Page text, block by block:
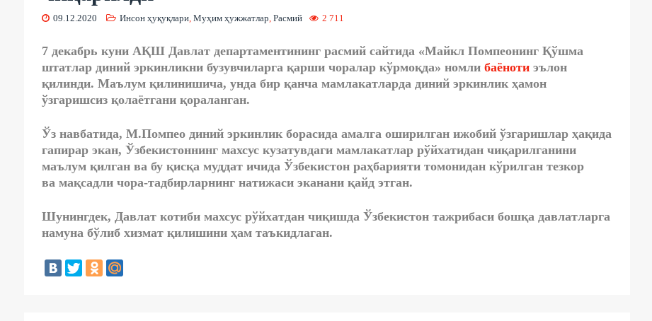
09.12.2020 Инсон ҳуқуқлари, Муҳим ҳужжатлар, Расмий 2 711
7 декабрь куни АҚШ Давлат департаментининг расмий сайтида «Майкл Помпеонинг Қўшма
штатлар диний эркинликни бузувчиларга қарши чоралар кўрмоқда» номли баёнотиэълон
қилинди. Маълум қилинишича, унда бир қанча мамлакатларда диний эркинлик ҳамон
ўзгаришсиз қолаётгани қораланган.
Ўз навбатида, М.Помпео диний эркинлик борасида амалга оширилган ижобий ўзгаришлар ҳақида
гапирар экан, Ўзбекистоннинг махсус кузатувдаги мамлакатлар рўйхатидан чиқарилганини
маълум қилган ва бу қисқа муддат ичида Ўзбекистон раҳбарияти томонидан кўрилган тезкор
ва мақсадли чора-тадбирларнинг натижаси эканани қайд этган.
Шунингдек, Давлат котиби махсус рўйхатдан чиқишда Ўзбекистон тажрибаси бошқа давлатларга
намуна бўлиб хизмат қилишини ҳам таъкидлаган.